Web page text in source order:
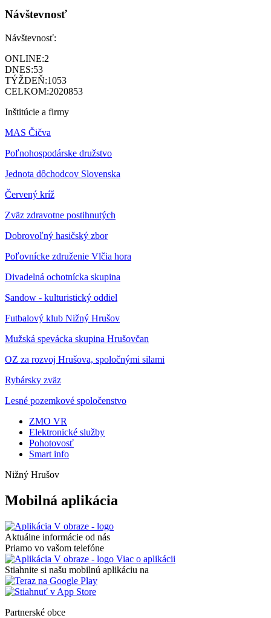
Návštevnosť
Návštevnosť:
ONLINE:2
DNES:53
TÝŽDEŇ:1053
CELKOM:2020853
Inštitúcie a firmy
MAS Čičva
Poľnohospodárske družstvo
Jednota dôchodcov Slovenska
Červený kríž
Zväz zdravotne postihnutých
Dobrovoľný hasičský zbor
Poľovnícke združenie Vlčia hora
Divadelná ochotnícka skupina
Sandow - kulturistický oddiel
Futbalový klub Nižný Hrušov
Mužská spevácka skupina Hrušovčan
OZ za rozvoj Hrušova, spoločnými silami
Rybársky zväz
Lesné pozemkové spoločenstvo
ZMO VR
Elektronické služby
Pohotovosť
Smart info
Nižný Hrušov
Mobilná aplikácia
Aktuálne informácie od nás
Priamo vo vašom telefóne
Viac o aplikácii
Stiahnite si našu mobilnú aplikáciu na
Partnerské obce